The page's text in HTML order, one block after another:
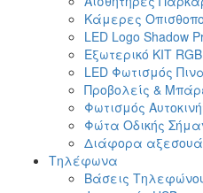
Κάμερες
LED Logo Shadow
Εξωτερικό ΚΙΤ RGB
LED Φωτισμός
Προβολείς &
Φωτισμός
Φώτα Οδικής
Διάφορα
Τηλέφωνα
Βάσεις